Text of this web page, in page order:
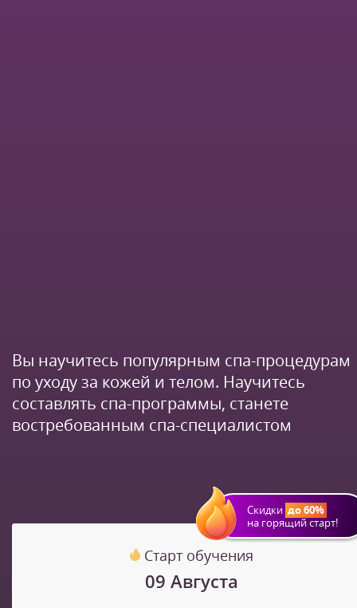
Вы научитесь популярным спа-процедурам
по уходу за кожей и телом. Научитесь
составлять спа-программы, станете
востребованным спа-специалистом
Скидки до 60%
на горящий старт!
Старт обучения
09 Августа